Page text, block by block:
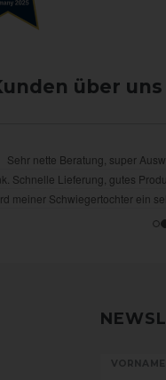
über uns
VORNAME